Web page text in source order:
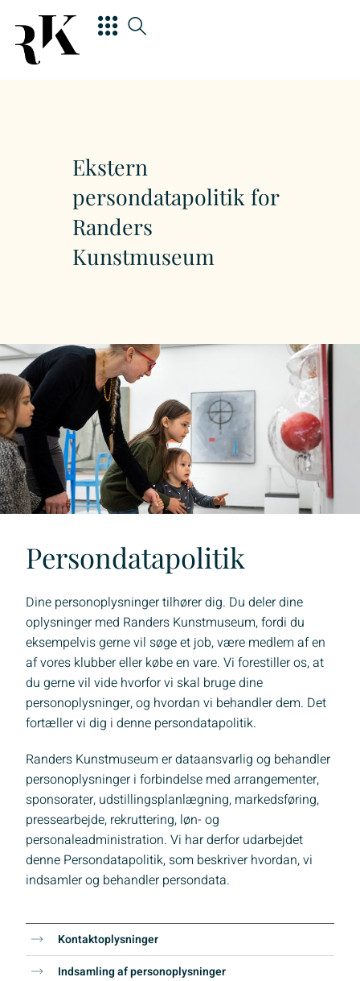
Ekstern
persondatapolitik for
Randers
Kunstmuseum
Persondatapolitik
Dine personoplysninger tilhører dig. Du deler dine
oplysninger med Randers Kunstmuseum, fordi du
eksempelvis gerne vil søge et job, være medlem af en
af vores klubber eller købe en vare. Vi forestiller os, at
du gerne vil vide hvorfor vi skal bruge dine
personoplysninger, og hvordan vi behandler dem. Det
fortæller vi dig i denne persondatapolitik.
Randers Kunstmuseum er dataansvarlig og behandler
personoplysninger i forbindelse med arrangementer,
sponsorater, udstillingsplanlægning, markedsføring,
pressearbejde, rekruttering, løn- og
personaleadministration. Vi har derfor udarbejdet
denne Persondatapolitik, som beskriver hvordan, vi
indsamler og behandler persondata.
Kontaktoplysninger
Indsamling af personoplysninger